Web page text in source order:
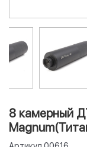
8 камерный